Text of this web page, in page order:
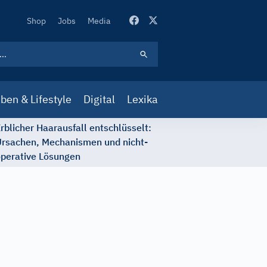
Secondary
Shop Jobs Media
& Lifestyle Digital Lexika
Haarausfall entschlüsselt:
Mechanismen und nicht-
Lösungen